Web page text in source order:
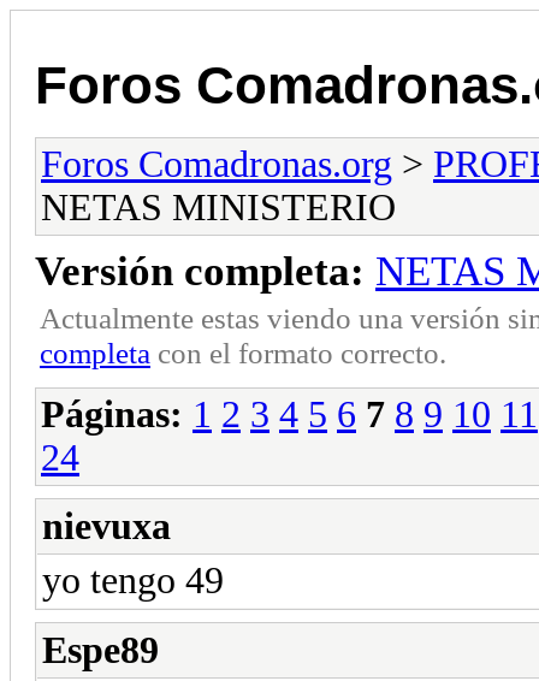
Foros
Foros Comadronas.org >
NETAS MINISTERIO
Versión completa: NETAS
Actualmente estas viendo una versión
completa con el formato correcto.
Páginas: 1 2 3 4 5 6 7 8 9 10 11
24
nievuxa
yo tengo 49
Espe89